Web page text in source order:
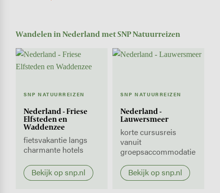
Wandelen in Nederland met SNP Natuurreizen
SNP NATUURREIZEN
Nederland - Friese
Elfsteden en
Waddenzee
fietsvakantie langs
charmante hotels
Bekijk op snp.nl
SNP NATUURREIZEN
Nederland -
Lauwersmeer
korte cursusreis
vanuit
groepsaccommodatie
Bekijk op snp.nl